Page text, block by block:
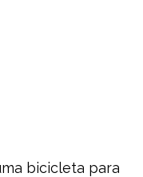
bicicleta para